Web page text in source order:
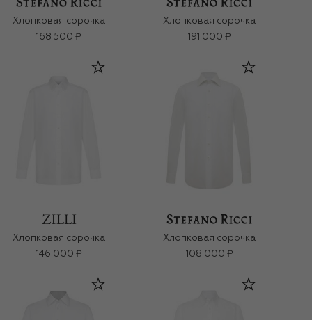
Хлопковая сорочка
168 500 ₽
Хлопковая сорочка
191 000 ₽
Хлопковая сорочка
146 000 ₽
Хлопковая сорочка
108 000 ₽